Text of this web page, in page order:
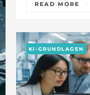
READ MORE
KI-GRUNDLAGEN